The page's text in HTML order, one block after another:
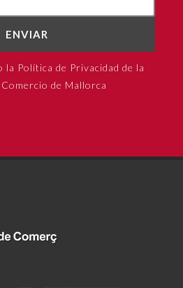
ENVIAR
la Política de Privacidad de la
de Mallorca